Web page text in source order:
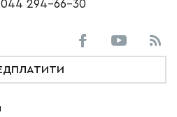
044 294-66-30